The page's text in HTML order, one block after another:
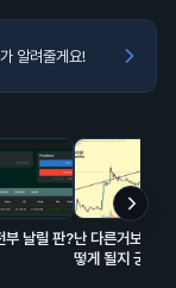
가 알려줄게요!
부 날릴 판?난 다른거보다
떻게 될지 궁금함